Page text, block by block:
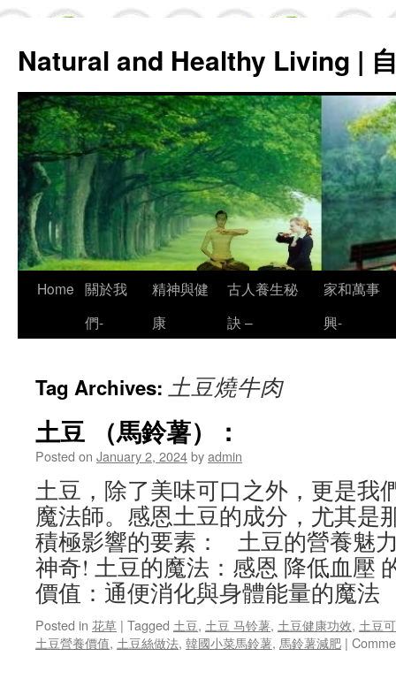
Natural and Healthy Living |
Skip
Home 關於我
們-
精神與健
康
古人養生秘
訣 –
家和萬事
興-
Tag Archives: 土豆燒牛肉
土豆 （馬鈴薯）：
Posted on January 2, 2024byadmin
土豆，除了美味可口之外，更是我
魔法師。感恩土豆的成分，尤其是
積極影響的要素： 土豆的營養魅
神奇! 土豆的魔法：感恩 降低血壓
價值：通便消化與身體能量的魔法
Posted in 花草 | Tagged 土豆, 土豆 马铃薯, 土豆健康功效, 土豆
土豆營養價值, 土豆絲做法, 韓國小菜馬鈴薯, 馬鈴薯減肥 |